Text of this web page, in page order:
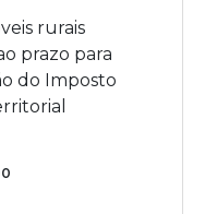
rurais
prazo para
do Imposto